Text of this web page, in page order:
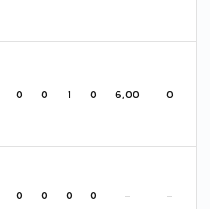
0 0 1 0 6,00 0
0 0 0 0 - -